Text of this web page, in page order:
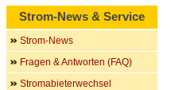
Strom-News & Service
Strom-News
Fragen & Antworten (FAQ)
Stromabieterwechsel